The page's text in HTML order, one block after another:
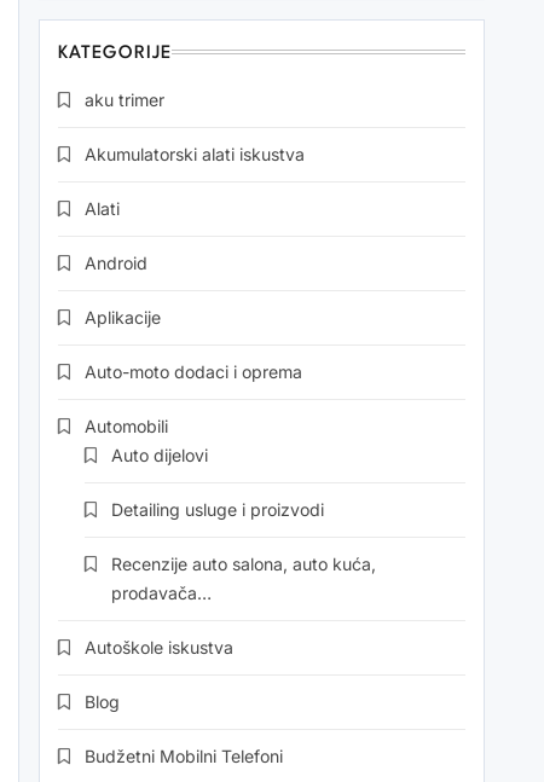
KATEGORIJE
aku trimer
Akumulatorski alati iskustva
Alati
Android
Aplikacije
Auto-moto dodaci i oprema
Automobili
Auto dijelovi
Detailing usluge i proizvodi
Recenzije auto salona, auto kuća,
prodavača…
Autoškole iskustva
Blog
Budžetni Mobilni Telefoni